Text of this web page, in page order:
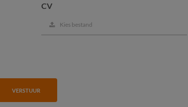
CV
Kies bestand
VERSTUUR